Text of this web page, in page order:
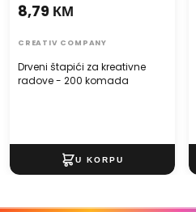
Drveni štapići za kreativne
radove - 200 komada
8,79 КМ
CREATIV COMPANY